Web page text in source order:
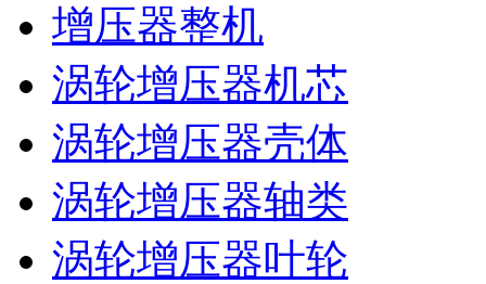
增压器整机
涡轮增压器机芯
涡轮增压器壳体
涡轮增压器轴类
涡轮增压器叶轮